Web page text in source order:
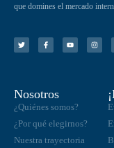
que domines el mercado
Nosotros
¿Quiénes somos?
¿Por qué elegirnos?
Nuestra trayectoria